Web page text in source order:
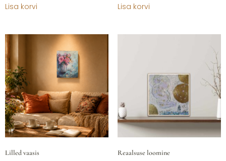
Lisa korvi Lisa korvi
Lilled vaasis
Reaalsuse loomine